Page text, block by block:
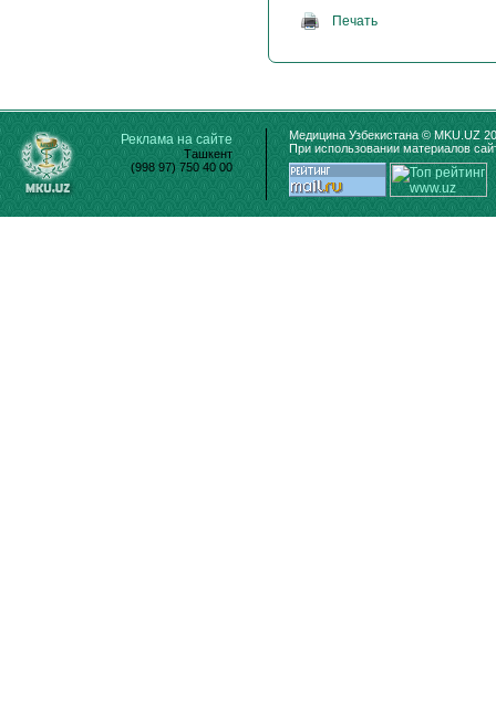
Печать
Реклама на сайте
Ташкент
(998 97) 750 40 00
Медицина Узбекистана © MKU.UZ
При использовании материалов